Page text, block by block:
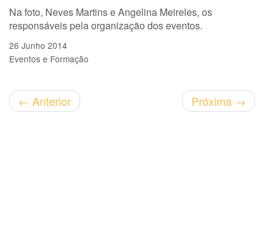
Na foto, Neves Martins e Angelina Meireles, os
responsáveis pela organização dos eventos.
26 Junho 2014
Eventos e Formação
← Anterior Próxima →